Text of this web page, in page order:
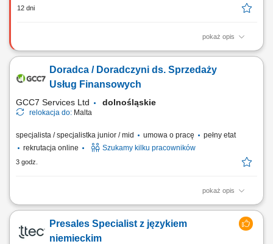
12 dni
pokaż opis
Pozyskiwanie nowych klientów i oferta ubezpieczeń (na życie,
ubezpieczeniowych Spotkania z klientami. Doradztwo w wyborze
najlepszych rozwiązań ubezpieczeniowych. Budowanie trwałych relacji
Doradca / Doradczyni ds. Sprzedaży
Usług Finansowych
GCC7 Services Ltd dolnośląskie
relokacja do: Malta
specjalista / specjalistka junior / mid umowa o pracę
pełny etat
rekrutacja online
Szukamy kilku pracowników
3 godz.
pokaż opis
Zakres obowiązków: Prowadzenie telefonicznych rozmów z klientami
tym szkoleń z zakresu edukacji finansowej. Budowanie relacji z
klientami oraz pozyskiwanie nowych kontaktów dla partnerów
Presales Specialist z językiem
niemieckim